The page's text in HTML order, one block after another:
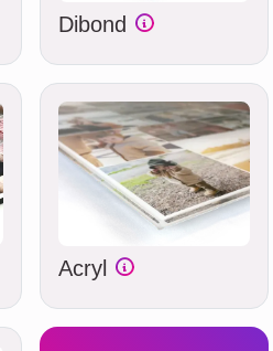
Dibond
Acryl